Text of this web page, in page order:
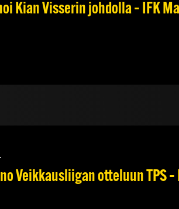
Kian Visserin johdolla – IFK
Veikkausliigan otteluun TPS